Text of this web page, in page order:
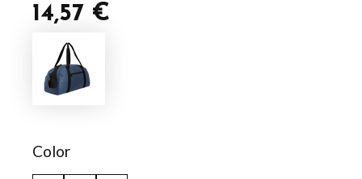
14,57 €
Color
Bolso
Patty
cantidad